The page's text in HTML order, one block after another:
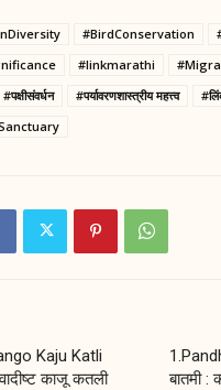
#BirdConservation
#linkmarathi
#पक्षीसंवर्धन #पर्यावरणशास्त्रीय महत्त्व
Kaju Katli
काजू कतली
बातमी :